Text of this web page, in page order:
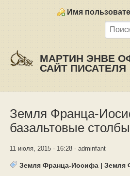
Login links
Имя
МАРТИН ЭНВЕ
САЙТ ПИСАТЕЛЯ
Земля Франца-
базальтовые столбы
11 июля, 2015 - 16:28 - adminfant
Земля Франца-Иосифа | Земля